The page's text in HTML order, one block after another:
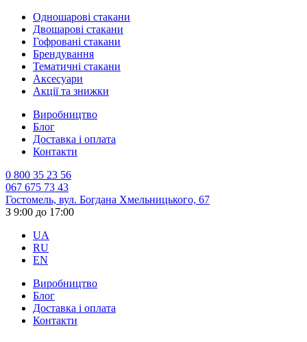
Одношарові стакани
Двошарові стакани
Гофровані стакани
Брендування
Тематичні стакани
Аксесуари
Акції та знижки
Виробництво
Блог
Доставка і оплата
Контакти
0 800 35 23 56
067 675 73 43
Гостомель, вул. Богдана Хмельницького, 67
З 9:00 до 17:00
UA
RU
EN
Виробництво
Блог
Доставка і оплата
Контакти